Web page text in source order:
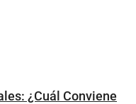
¿Cuál Conviene